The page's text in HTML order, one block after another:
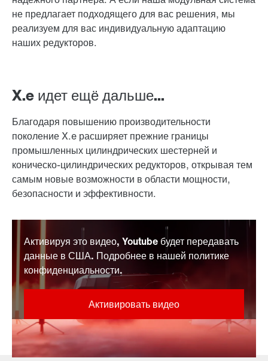
не предлагает подходящего для вас решения, мы
реализуем для вас индивидуальную адаптацию
наших редукторов.
Активируя это видео, Youtube будет передавать
данные в США. Подробнее в нашей политике
конфиденциальности.
X.e идет ещё дальше...
Благодаря повышению производительности
поколение X.e расширяет прежние границы
промышленных цилиндрических шестерней и
коническо-цилиндрических редукторов, открывая тем
самым новые возможности в области мощности,
безопасности и эффективности.